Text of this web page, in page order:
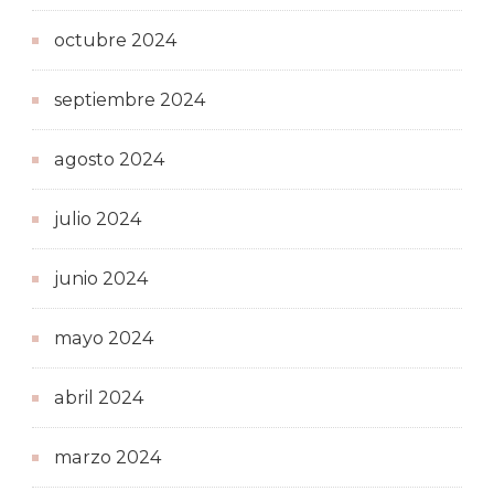
octubre 2024
septiembre 2024
agosto 2024
julio 2024
junio 2024
mayo 2024
abril 2024
marzo 2024